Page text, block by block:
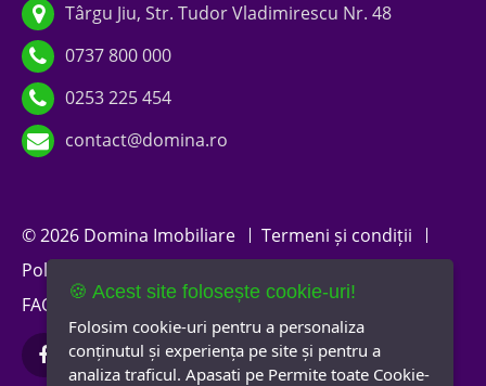
Târgu Jiu, Str. Tudor Vladimirescu Nr. 48
0737 800 000
0253 225 454
contact@domina.ro
© 2026 Domina Imobiliare
Termeni și condiții
Politica de confidențialitate
FAQ
A.N.P.C. Newsletter
🍪 Acest site folosește cookie-uri!
Folosim cookie-uri pentru a personaliza
conținutul și experiența pe site și pentru a
analiza traficul. Apasati pe Permite toate Cookie-